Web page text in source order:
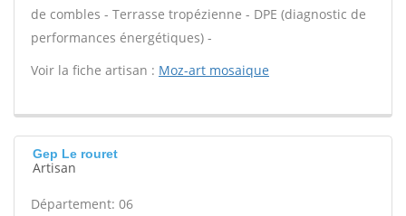
de combles - Terrasse tropézienne - DPE (diagnostic de
performances énergétiques) -
Voir la fiche artisan : Moz-art mosaique
Gep Le rouret
Artisan
Département: 06